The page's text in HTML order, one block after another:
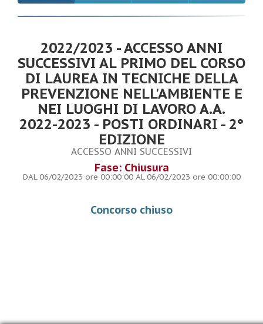
2022/2023 - ACCESSO ANNI
SUCCESSIVI AL PRIMO DEL CORSO
DI LAUREA IN TECNICHE DELLA
PREVENZIONE NELL'AMBIENTE E
NEI LUOGHI DI LAVORO A.A.
2022-2023 - POSTI ORDINARI - 2°
EDIZIONE
ACCESSO ANNI SUCCESSIVI
Fase: Chiusura
DAL 06/02/2023 ore 00:00:00 AL 06/02/2023 ore 00:00:00
Concorso chiuso